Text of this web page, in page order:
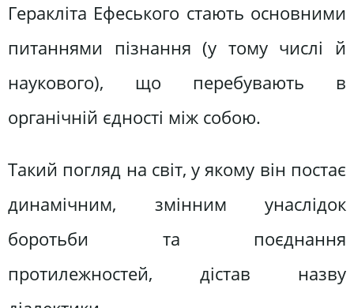
Геракліта Ефеського стають основними
питаннями пізнання (у тому числі й
наукового), що перебувають в
органічній єдності між собою.
Такий погляд на світ, у якому він постає
динамічним, змінним унаслідок
боротьби та поєднання
протилежностей, дістав назву